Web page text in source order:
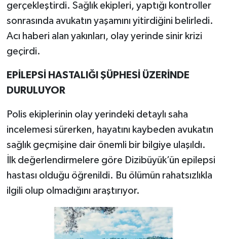
gerçekleştirdi. Sağlık ekipleri, yaptığı kontroller
sonrasında avukatın yaşamını yitirdiğini belirledi.
Acı haberi alan yakınları, olay yerinde sinir krizi
geçirdi.
EPİLEPSİ HASTALIĞI ŞÜPHESİ ÜZERİNDE
DURULUYOR
Polis ekiplerinin olay yerindeki detaylı saha
incelemesi sürerken, hayatını kaybeden avukatın
sağlık geçmişine dair önemli bir bilgiye ulaşıldı.
İlk değerlendirmelere göre Dizibüyük’ün epilepsi
hastası olduğu öğrenildi. Bu ölümün rahatsızlıkla
ilgili olup olmadığını araştırıyor.